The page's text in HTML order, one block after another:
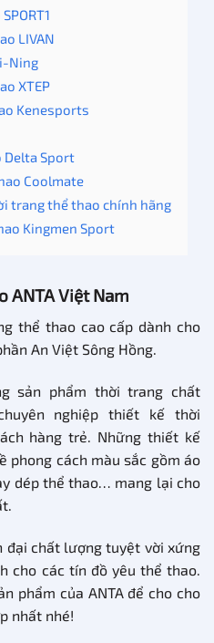
LIVAN
Ning
XTEP
Kenesports
Delta Sport
Coolmate
trang thể thao chính hãng
Kingmen Sport
ANTA Việt Nam
thể thao cao cấp dành cho
An Việt Sông Hồng.
sản phẩm thời trang chất
nghiệp thiết kế thời
hàng trẻ. Những thiết kế
phong cách màu sắc gồm áo
dép thể thao… mang lại cho
đại chất lượng tuyệt vời xứng
cho các tín đồ yêu thể thao.
phẩm của ANTA để cho cho
nhất nhé!